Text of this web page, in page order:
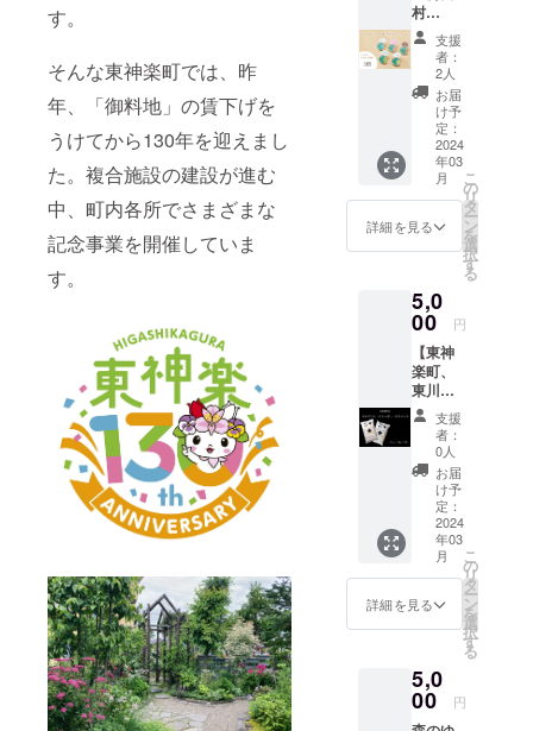
す。
そんな東神楽町では、昨
年、「御料地」の賃下げを
うけてから130年を迎えまし
た。複合施設の建設が進む
中、町内各所でさまざまな
記念事業を開催していま
す。
の四段
精米、
「ゆめ
ぴり
か」
「なな
つぼ
し」
「ゆき
のつ
や」い
ずれか
使い切
りに便
利な2㎏
×1袋を
お届け
しま
す。 ※3
種類か
ら選択
できま
す。 ※
こちら
のリ
ターン
品は東
神楽
町、東
方のみ
支援可
能と
村
ファー
ム
カップ
アイス
（2個）
アイス
工房田
ファー
ムの
カップ
アイ
ス、
ク」
「イチ
ゴ」
「チョ
コ」
「ペポ
ナッ
ツ」
「バニ
ラ」の5
種類の
中か
ら、お
好きな3
つをお
届けし
ます。
ます。
同一種
類を複
支援
者：
2人
お届
け予
定：
2024
年03
月
詳細を見る
こ
の
リ
タ
ー
ン
を
選
択
す
る
5,0
00 円
【東神
楽町、
東川
町、旭
川市在
住の方
限定リ
ターン
品】 森
のゆ
ホテル
花神楽
入浴券
（1枚）
北海道
米 東
産のお
米（2㎏
×1袋）
支援
者：
0人
お届
け予
定：
2024
年03
月
詳細を見る
こ
の
リ
タ
ー
ン
を
選
択
す
る
5,0
00 円